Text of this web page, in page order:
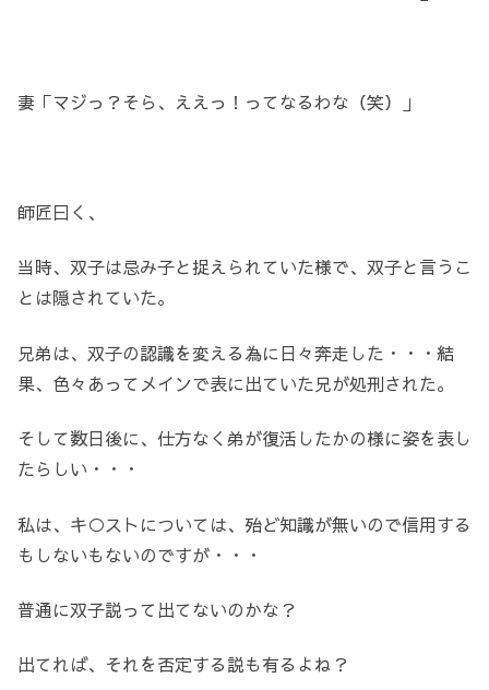
妻「マジっ？そら、ええっ！ってなるわな（笑）」
師匠曰く、
当時、双子は忌み子と捉えられていた様で、双子と言うこ
とは隠されていた。
兄弟は、双子の認識を変える為に日々奔走した・・・結
果、色々あってメインで表に出ていた兄が処刑された。
そして数日後に、仕方なく弟が復活したかの様に姿を表し
たらしい・・・
私は、キ○ストについては、殆ど知識が無いので信用する
もしないもないのですが・・・
普通に双子説って出てないのかな？
出てれば、それを否定する説も有るよね？